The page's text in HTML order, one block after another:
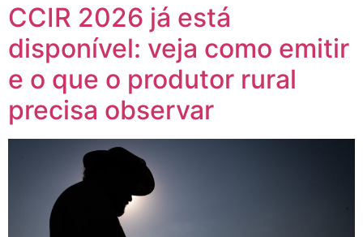
CCIR 2026 já está
disponível: veja como emitir
e o que o produtor rural
precisa observar